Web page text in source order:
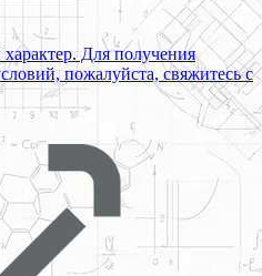
Для получения
пожалуйста, свяжитесь с